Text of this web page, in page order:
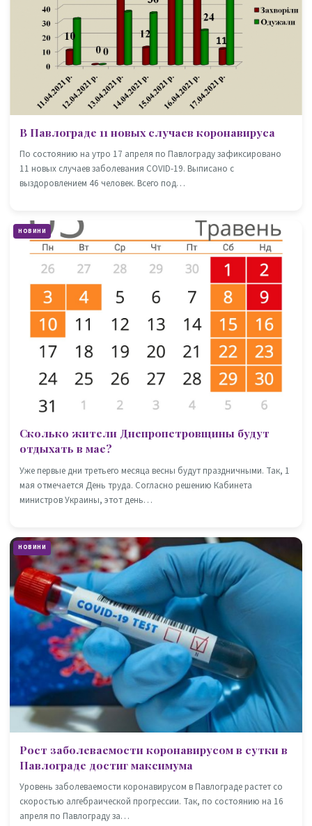
В Павлограде 11 новых случаев коронавируса
По состоянию на утро 17 апреля по Павлограду зафиксировано
11 новых случаев заболевания COVID-19. Выписано с
выздоровлением 46 человек. Всего под…
НОВИНИ
Сколько жители Днепропетровщины будут
отдыхать в мае?
Уже первые дни третьего месяца весны будут праздничными. Так, 1
мая отмечается День труда. Согласно решению Кабинета
министров Украины, этот день…
НОВИНИ
Рост заболеваемости коронавирусом в сутки в
Павлограде достиг максимума
Уровень заболеваемости коронавирусом в Павлограде растет со
скоростью алгебраической прогрессии. Так, по состоянию на 16
апреля по Павлограду за…